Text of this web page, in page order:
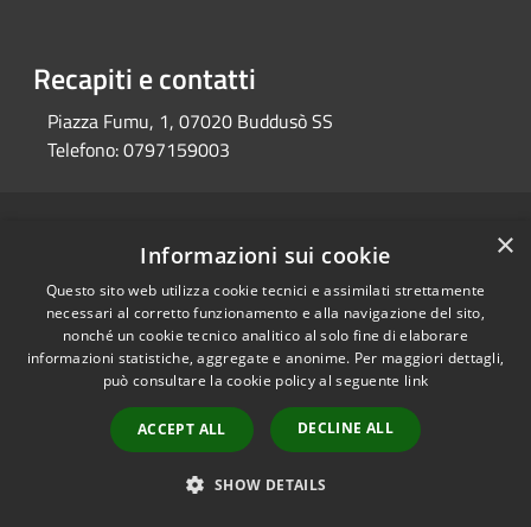
Recapiti e contatti
Piazza Fumu, 1, 07020 Buddusò SS
Telefono:0797159003
Privacy
Cookie
Mappa del sito
Copyright © 2026 • Comune di
Buddusò • Powered by
Municipium•Accesso
redazione
×
Informazioni sui cookie
Questo sito web utilizza cookie tecnici e assimilati strettamente
necessari al corretto funzionamento e alla navigazione del sito,
nonché un cookie tecnico analitico al solo fine di elaborare
informazioni statistiche, aggregate e anonime. Per maggiori dettagli,
può consultare la cookie policy al seguente link
ACCEPT ALL DECLINE ALL
SHOW DETAILS